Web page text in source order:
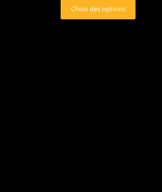
Choix des options